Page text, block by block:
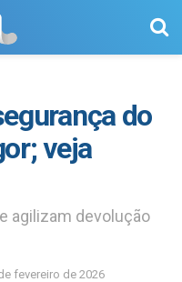
do
veja
agilizam devolução
fevereiro de 2026